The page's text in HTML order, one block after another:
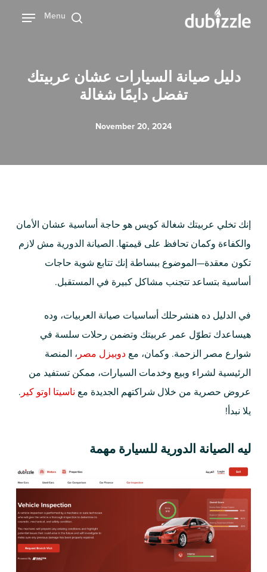
بحث
Menu
دليل صيانة السيارات عشان عربيتك
تفضل دايمًا شغالة
November 20, 2024
إنك تخلي عربيتك شغالة كويس هو حاجة أساسية عشان الأمان
والكفاءة وكمان تحافظ على قيمتها. الصيانة الدورية مش لازم
تكون معقدة—الموضوع ببساطة إنك تتابع شوية حاجات
أساسية بتساعد تتجنب مشاكل كبيرة في المستقبل.
في الدليل ده هنشرحلك أساسيات صيانة العربيات، وده
هيساعدك تطوّل عمر عربيتك وتضمن رحلات سلسة في
شوارع مصر الزحمة. وكمان، مع دوبيزل مصر ، المنصة
الرئيسية لشراء وبيع وخدمات السيارات، ممكن تستفيد من
عروض حصرية من خلال شراكتهم الجديدة مع ناسيتا اوتو كير .
يلا نبدأ!
ليه الصيانة الدورية للسيارة مهمة